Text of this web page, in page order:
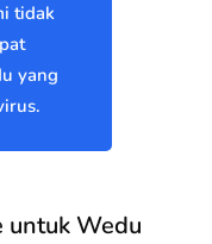
tidak
yang
untuk Wedu